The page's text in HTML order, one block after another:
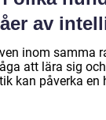
av
inom samma
att lära sig
kan påverka